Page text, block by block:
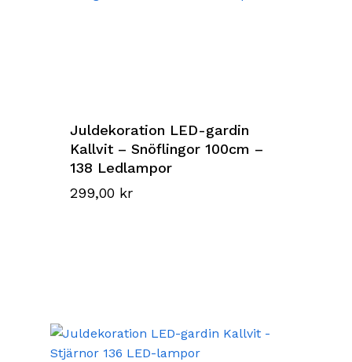
Juldekoration LED-gardin
Kallvit – Snöflingor 100cm –
138 Ledlampor
299,00 kr